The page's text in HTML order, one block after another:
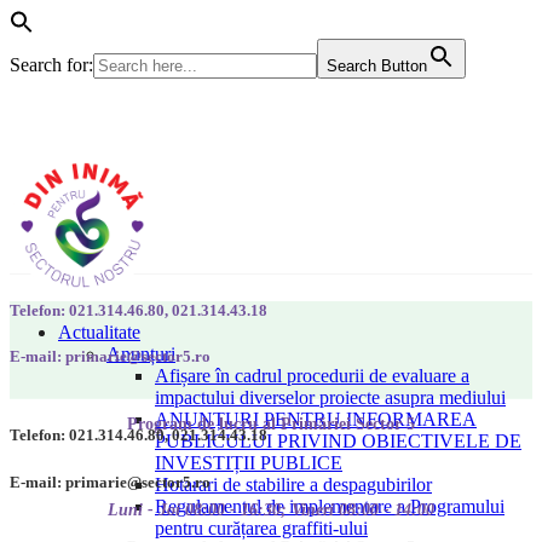
Search for: Search Button
Actualitate
Anunțuri
Afișare în cadrul procedurii de evaluare a
impactului diverselor proiecte asupra mediului
ANUNȚURI PENTRU INFORMAREA
PUBLICULUI PRIVIND OBIECTIVELE DE
INVESTIȚII PUBLICE
Hotarari de stabilire a despagubirilor
Regulamentul de implementare a Programului
pentru curățarea graffiti-ului
Telefon: 021.314.46.80, 021.314.43.18
E-mail: primarie@sector5.ro
Program de lucru al Primăriei Sector 5
Luni - Joi 08:00 - 16:30; Vineri 08:00 - 14:00
Telefon: 021.314.46.80, 021.314.43.18
E-mail: primarie@sector5.ro